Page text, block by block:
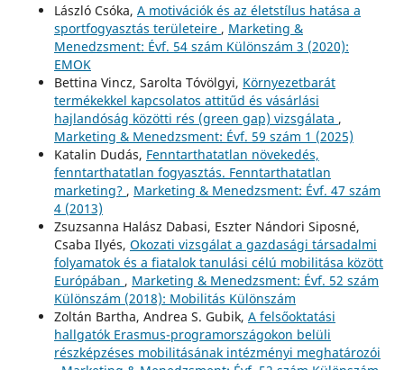
László Csóka, A motivációk és az életstílus hatása a
sportfogyasztás területeire , Marketing &
Menedzsment: Évf. 54 szám Különszám 3 (2020):
EMOK
Bettina Vincz, Sarolta Tóvölgyi, Környezetbarát
termékekkel kapcsolatos attitűd és vásárlási
hajlandóság közötti rés (green gap) vizsgálata ,
Marketing & Menedzsment: Évf. 59 szám 1 (2025)
Katalin Dudás, Fenntarthatatlan növekedés,
fenntarthatatlan fogyasztás. Fenntarthatatlan
marketing? , Marketing & Menedzsment: Évf. 47 szám
4 (2013)
Zsuzsanna Halász Dabasi, Eszter Nándori Siposné,
Csaba Ilyés, Okozati vizsgálat a gazdasági társadalmi
folyamatok és a fiatalok tanulási célú mobilitása között
Európában , Marketing & Menedzsment: Évf. 52 szám
Különszám (2018): Mobilitás Különszám
Zoltán Bartha, Andrea S. Gubik, A felsőoktatási
hallgatók Erasmus-programországokon belüli
részképzéses mobilitásának intézményi meghatározói